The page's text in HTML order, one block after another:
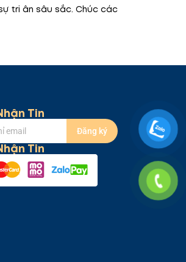
tri ân sâu sắc. Chúc các
Tin
Đăng ký
Tin